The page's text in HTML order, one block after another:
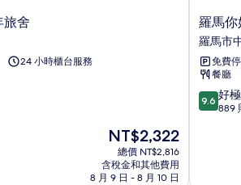
旅舍
24 小時櫃台服務
現
在
價
格
NT$2,322
總價 NT$2,816
含稅金和其他費用
8 月 9 日 - 8 月 10 日
羅
馬
你
好
飯
店
-
羅馬
羅馬市
免費
餐廳
9.6
分，
9.6 好
889